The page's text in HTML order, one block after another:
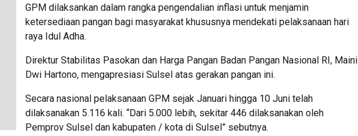
GPM dilaksankan dalam rangka pengendalian inflasi untuk menjamin
ketersediaan pangan bagi masyarakat khususnya mendekati pelaksanaan hari
raya Idul Adha.
Direktur Stabilitas Pasokan dan Harga Pangan Badan Pangan Nasional RI, Maini
Dwi Hartono, mengapresiasi Sulsel atas gerakan pangan ini.
Secara nasional pelaksanaan GPM sejak Januari hingga 10 Juni telah
dilaksanakan 5.116 kali. “Dari 5.000 lebih, sekitar 446 dilaksanakan oleh
Pemprov Sulsel dan kabupaten / kota di Sulsel” sebutnya.